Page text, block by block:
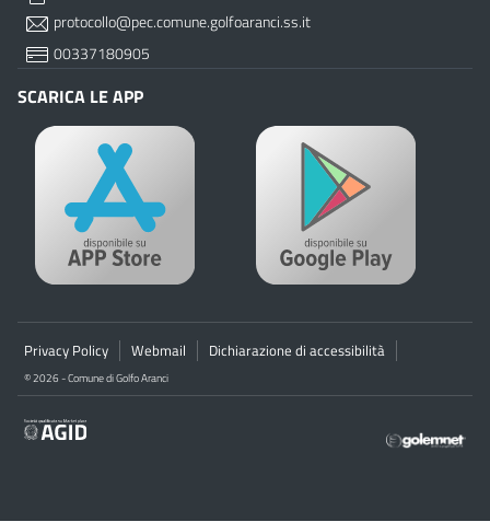
protocollo@pec.comune.golfoaranci.ss.it
00337180905
SCARICA LE APP
Privacy Policy Webmail Dichiarazione di accessibilità
© 2026 - Comune di Golfo Aranci